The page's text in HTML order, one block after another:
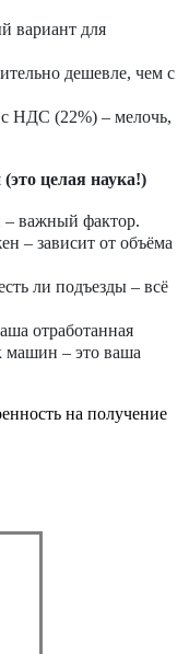
вариант для
дешевле, чем с
НДС (22%) – мелочь,
целая наука!)
– важный фактор.
– зависит от объёма
ли подъезды – всё
отработанная
машин – это ваша
на получение